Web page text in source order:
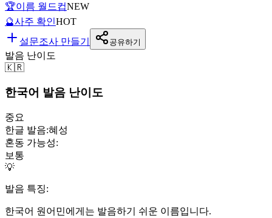
🏆이름 월드컵NEW
🔮사주 확인HOT
설문조사 만들기
공유하기
발음 난이도
🇰🇷
한국어 발음 난이도
중요
한글 발음:혜성
혼동 가능성:
보통
💡
발음 특징:
한국어 원어민에게는 발음하기 쉬운 이름입니다.